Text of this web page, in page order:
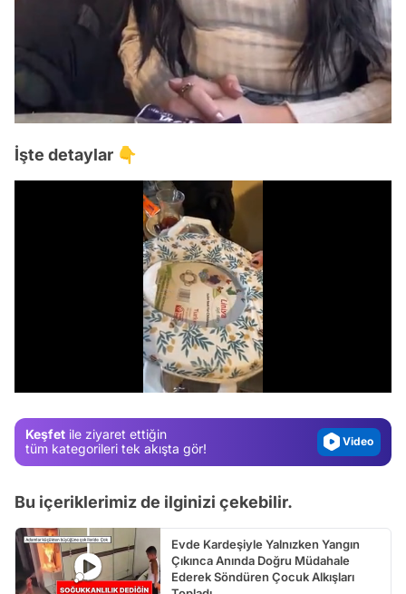
İşte detaylar 👇
Keşfet ile ziyaret ettiğin
tüm kategorileri tek akışta gör!
Test
Bu içeriklerimiz de ilginizi çekebilir.
Evde Kardeşiyle Yalnızken Yangın
Çıkınca Anında Doğru Müdahale
Ederek Söndüren Çocuk Alkışları